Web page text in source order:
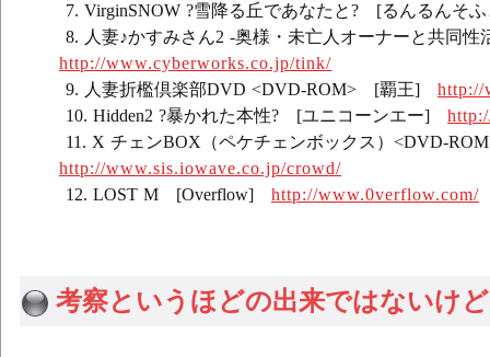
VirginSNOW ?雪降る丘であなたと? [るんるんそ
人妻♪かすみさん2 -奥様・未亡人オーナーと共同
http://www.cyberworks.co.jp/tink/
人妻折檻倶楽部DVD <DVD-ROM> [覇王] http://
Hidden2 ?暴かれた本性? [ユニコーンエー]
X チェンBOX（ペケチェンボックス）<DVD-
http://www.sis.iowave.co.jp/crowd/
LOST M [Overflow] http://www.0verflow.com/
考察というほどの出来ではないけ